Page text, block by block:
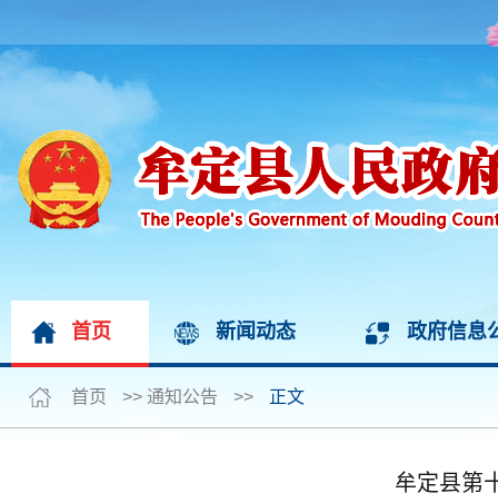
首页 新闻动态 政府信息
首页 >> 通知公告 >> 正文
牟定县第